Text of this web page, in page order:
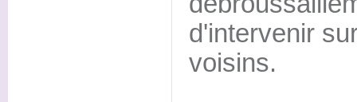
d'intervenir
voisins.